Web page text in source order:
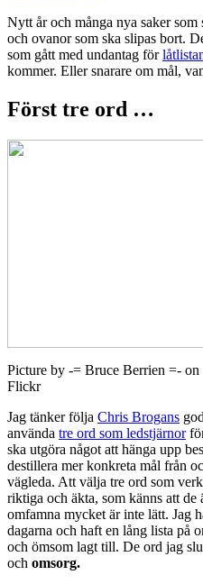
Nytt år och många nya saker
och ovanor som ska slipas bort.
som gått med undantag för
kommer. Eller snarare om mål,
Först tre ord …
Picture by -= Bruce Berrien =- on
Flickr
Jag tänker följa Chris Brogans
använda tre ord som ledstjärnor
ska utgöra något att hänga upp
destillera mer konkreta mål från
vägleda. Att välja tre ord som
riktiga och äkta, som känns att
omfamna mycket är inte lätt. Jag
dagarna och haft en lång lista på
och ömsom lagt till. De ord jag
och omsorg.